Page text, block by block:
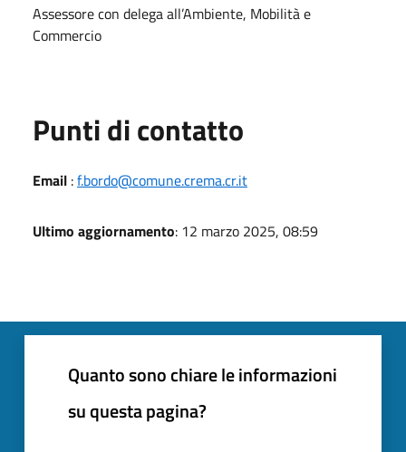
Assessore con delega all’Ambiente, Mobilità e
Commercio
Punti di contatto
Email :f.bordo@comune.crema.cr.it
Ultimo aggiornamento: 12 marzo 2025, 08:59
Quanto sono chiare le informazioni
su questa pagina?